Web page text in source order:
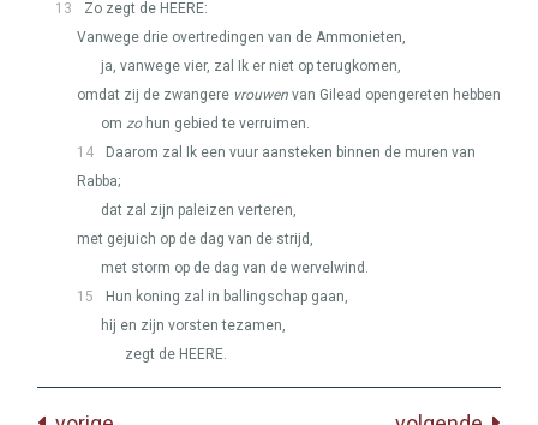
13 Zo zegt de HEERE:
Vanwege drie overtredingen van de Ammonieten,
ja, vanwege vier, zal Ik er niet op terugkomen,
omdat zij de zwangere vrouwen van Gilead opengereten hebben
om zohun gebied te verruimen.
14
Daarom zal Ik een vuur aansteken binnen de muren van
Rabba;
dat zal zijn paleizen verteren,
met gejuich op de dag van de strijd,
met storm op de dag van de wervelwind.
15
Hun koning zal in ballingschap gaan,
hij en zijn vorsten tezamen,
zegt de HEERE.